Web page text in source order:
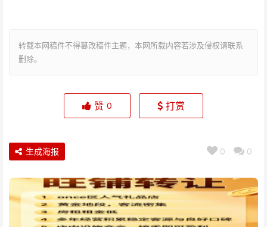
转载本网稿件不得篡改稿件主题，本网所载内容若涉及侵权请联系
删除。
赞 0 打赏
0 0
生成海报